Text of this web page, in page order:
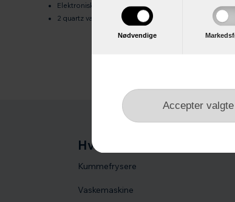
Nødvendige
Elektronisk tænd/sluk funktion med lys-indikator.
2 quartz varmelegemer på 700 watt
Hvidevarer
Kummefrysere
Vaskemaskine